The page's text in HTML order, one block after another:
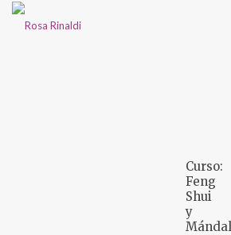
Curso:
Feng
Shui
y